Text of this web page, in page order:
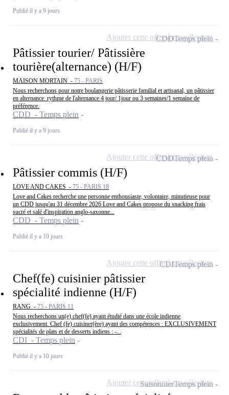
Publié il y a 9 jours
Pâtissier tourier/ Pâtissière
tourière(alternance) (H/F)
MAISON MORTAIN - 75 - PARIS
Nous recherchons pour notre boulangerie pâtisserie familial et artisanal, un pâtissier
en alternance. rythme de l'alternance 4 jour/ 1jour ou 3 semaines/1 semaine de
préférence.
CDD - Temps plein
Publié il y a 9 jours
CDDTemps plein
Ajouter cette offre à ma sélection
Pâtissier commis (H/F)
LOVE AND CAKES - 75 - PARIS 18
Love and Cakes recherche une personne enthousiaste, volontaire, minutieuse pour
un CDD jusqu'au 31 décembre 2026 Love and Cakes propose du snacking frais
sucré et salé d'inspiration anglo-saxonne...
CDD - Temps plein
Publié il y a 10 jours
CDDTemps plein
Ajouter cette offre à ma sélection
Chef(fe) cuisinier pâtissier
spécialité indienne (H/F)
RANG - 75 - PARIS 11
Nous recherchons un(e) chef(fe) ayant étudié dans une école indienne
exclusivement. Chef (fe) cuisiner(ère) ayant des compétences : EXCLUSIVEMENT
spécialités de plats et de desserts indiens : -...
CDI - Temps plein
Publié il y a 10 jours
CDITemps plein
Ajouter cette offre à ma sélection
SaisonnierTemps plein
Ajouter cette offre à ma sélection